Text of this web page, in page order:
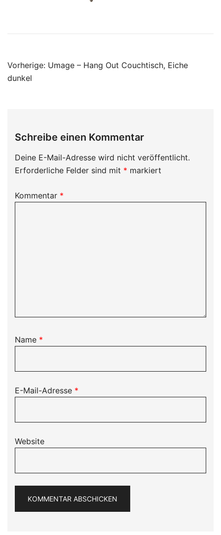
Beitragsnavigation
Vorherige: Umage – Hang Out Couchtisch, Eiche
dunkel
Schreibe einen Kommentar
Deine E-Mail-Adresse wird nicht veröffentlicht.
Erforderliche Felder sind mit * markiert
Kommentar *
Name *
E-Mail-Adresse *
Website